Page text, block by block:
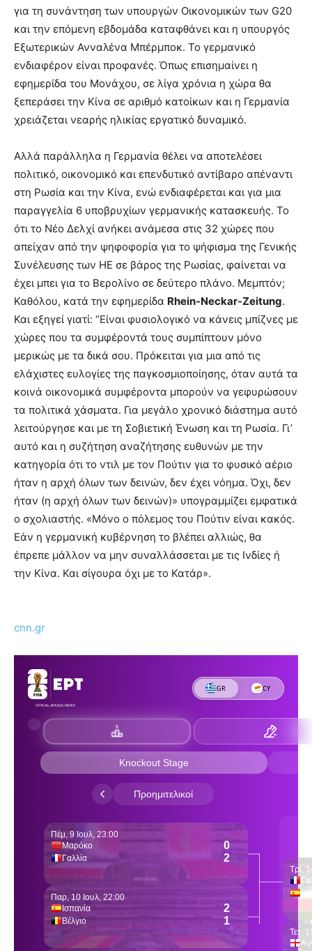
για τη συνάντηση των υπουργών Οικονομικών των G20
και την επόμενη εβδομάδα καταφθάνει και η υπουργός
Εξωτερικών Ανναλένα Μπέρμποκ. Το γερμανικό
ενδιαφέρον είναι προφανές. Όπως επισημαίνει η
εφημερίδα του Μονάχου, σε λίγα χρόνια η χώρα θα
ξεπεράσει την Κίνα σε αριθμό κατοίκων και η Γερμανία
χρειάζεται νεαρής ηλικίας εργατικό δυναμικό.
Αλλά παράλληλα η Γερμανία θέλει να αποτελέσει
πολιτικό, οικονομικό και επενδυτικό αντίβαρο απέναντι
στη Ρωσία και την Κίνα, ενώ ενδιαφέρεται και για μια
παραγγελία 6 υποβρυχίων γερμανικής κατασκευής. Το
ότι το Νέο Δελχί ανήκει ανάμεσα στις 32 χώρες που
απείχαν από την ψηφοφορία για το ψήφισμα της Γενικής
Συνέλευσης των ΗΕ σε βάρος της Ρωσίας, φαίνεται να
έχει μπει για το Βερολίνο σε δεύτερο πλάνο. Μεμπτόν;
Καθόλου, κατά την εφημερίδα Rhein-Neckar-Zeitung.
Και εξηγεί γιατί: “Είναι φυσιολογικό να κάνεις μπίζνες με
χώρες που τα συμφέροντά τους συμπίπτουν μόνο
μερικώς με τα δικά σου. Πρόκειται για μια από τις
ελάχιστες ευλογίες της παγκοσμιοποίησης, όταν αυτά τα
κοινά οικονομικά συμφέροντα μπορούν να γεφυρώσουν
τα πολιτικά χάσματα. Για μεγάλο χρονικό διάστημα αυτό
λειτούργησε και με τη Σοβιετική Ένωση και τη Ρωσία. Γι’
αυτό και η συζήτηση αναζήτησης ευθυνών με την
κατηγορία ότι το ντιλ με τον Πούτιν για το φυσικό αέριο
ήταν η αρχή όλων των δεινών, δεν έχει νόημα. Όχι, δεν
ήταν (η αρχή όλων των δεινών)» υπογραμμίζει εμφατικά
ο σχολιαστής. «Μόνο ο πόλεμος του Πούτιν είναι κακός.
Εάν η γερμανική κυβέρνηση το βλέπει αλλιώς, θα
έπρεπε μάλλον να μην συναλλάσσεται με τις Ινδίες ή
την Κίνα. Και σίγουρα όχι με το Κατάρ».
cnn.gr